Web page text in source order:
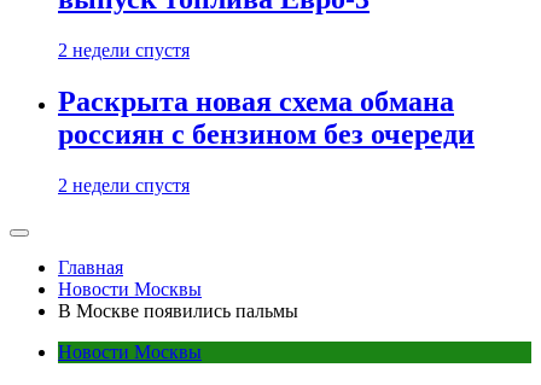
2 недели спустя
Раскрыта новая схема обмана
россиян с бензином без очереди
2 недели спустя
Главная
Новости Москвы
В Москве появились пальмы
Новости Москвы